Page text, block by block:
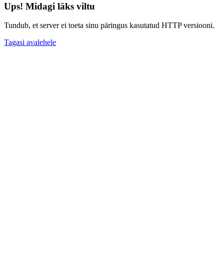
Ups! Midagi läks viltu
Tundub, et server ei toeta sinu päringus kasutatud HTTP versiooni.
Tagasi avalehele